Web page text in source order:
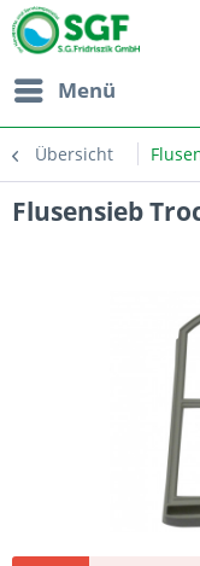
Menü
Übersicht
Flusensieb